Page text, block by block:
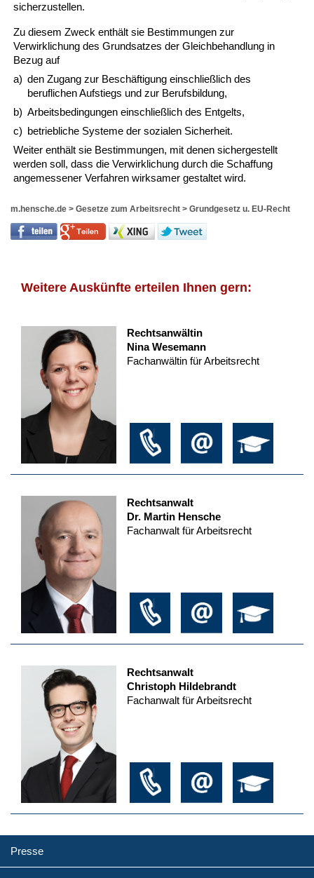
sicherzustellen.
Zu diesem Zweck enthält sie Bestimmungen zur
Verwirklichung des Grundsatzes der Gleichbehandlung in
Bezug auf
a) den Zugang zur Beschäftigung einschließlich des
beruflichen Aufstiegs und zur Berufsbildung,
b) Arbeitsbedingungen einschließlich des Entgelts,
c) betriebliche Systeme der sozialen Sicherheit.
Weiter enthält sie Bestimmungen, mit denen sichergestellt
werden soll, dass die Verwirklichung durch die Schaffung
angemessener Verfahren wirksamer gestaltet wird.
m.hensche.de > Gesetze zum Arbeitsrecht > Grundgesetz u. EU-Recht
Weitere Auskünfte erteilen Ihnen gern:
Rechtsanwältin
Nina Wesemann
Fachanwältin für Arbeitsrecht
Rechtsanwalt
Dr. Martin Hensche
Fachanwalt für Arbeitsrecht
Rechtsanwalt
Christoph Hildebrandt
Fachanwalt für Arbeitsrecht
Presse